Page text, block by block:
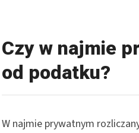
Czy w najmie
od podatku?
W najmie prywatnym